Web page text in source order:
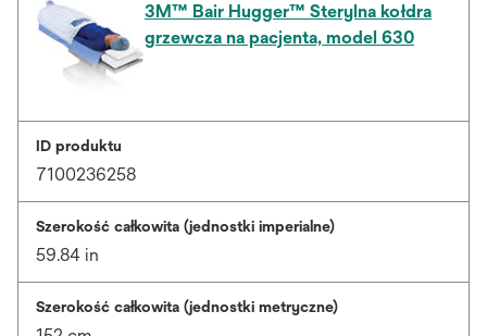
3M™ Bair Hugger™ Sterylna kołdra
grzewcza na pacjenta, model 630
ID produktu
7100236258
Szerokość całkowita (jednostki imperialne)
59.84 in
Szerokość całkowita (jednostki metryczne)